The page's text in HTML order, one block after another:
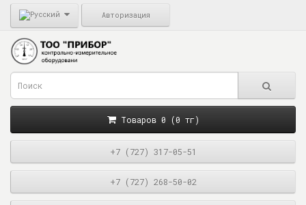
Авторизация
Товаров 0 (0 тг)
+7 (727) 317-05-51
+7 (727) 268-50-02